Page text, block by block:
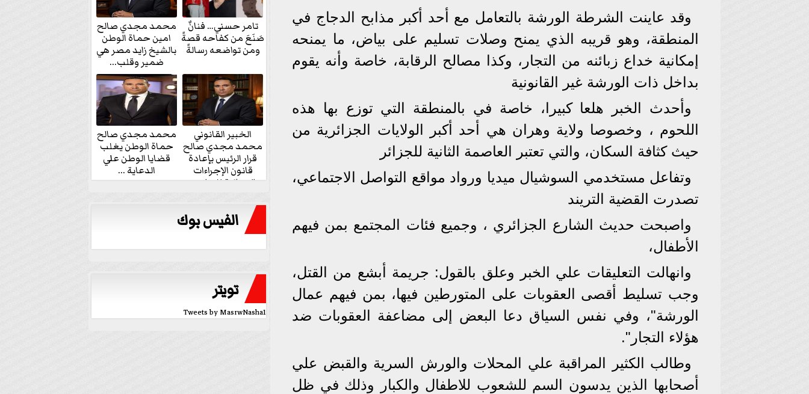
وقد عاينت الشرطة الورشة بالتعامل مع أحد أكبر مذابح الدجاج في
المنطقة، وهو قريبه الذي يمنح وصلات تسليم على بياض، ما يمنحه
إمكانية خداع زبائنه من التجار، وكذا مصالح الرقابة، خاصة وأنه يقوم
بداخل ذات الورشة غير القانونية
وأحدث الخبر هلعا كبيرا، خاصة في بالمنطقة التي توزع بها هذه
اللحوم ، وخصوصا ولاية وهران هي أحد أكبر الولايات الجزائرية من
حيث كثافة السكان، والتي تعتبر العاصمة الثانية للجزائر
وتفاعل مستخدمي السوشيال ميديا ورواد مواقع التواصل الاجتماعي،
تصدرت القضية التريند
واصبحت حديث الشارع الجزائري ، وجميع فئات المجتمع بمن فيهم
الأطفال،
وانهالت التعليقات علي الخبر وعلق بالقول: جريمة أبشع من القتل،
وجب تسليط أقصى العقوبات على المتورطين فيها، بمن فيهم عمال
الورشة"، وفي نفس السياق دعا البعض إلى مضاعفة العقوبات ضد
هؤلاء التجار".
وطالب الكثير المراقبة علي المحلات والورش السرية والقبض علي
أصحابها الذين يدسون السم للشعوب للاطفال والكبار وذلك في ظل
تامر حسني… فنانٌ
صَنَعَ من كفاحه قصةً
ومن تواضعه رسالةً
محمد مجدي صالح
امين حماة الوطن
بالشيخ زايد مصر هي
ضمير وقلب...
الخبير القانوني
محمد مجدي صالح
قرار الرئيس بإعادة
قانون الإجراءات
الجنائية للنواب...
محمد مجدي صالح
حماة الوطن يغلب
قضايا الوطن علي
الدعاية ...
الفيس بوك
تويتر
Tweets by MasrwNasha1